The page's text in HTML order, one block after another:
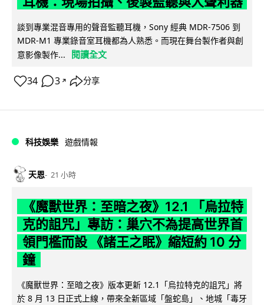
談到專業混音專用的聲音監聽耳機，Sony 經典 MDR-7506 到
MDR-M1 專業錄音室耳機都為人熟悉。而現在舞台製作者與創
意影像製作...
閱讀全文
34 3 ↗ 分享
科技娛樂 遊戲情報
天恩 21 小時
《魔獸世界：至暗之夜》12.1 「烏拉特
克的詛咒」專訪：巢穴不為提高世界首
領門檻而設 《諸王之眠》縮短約 10 分
鐘
《魔獸世界：至暗之夜》版本更新 12.1「烏拉特克的詛咒」將
於 8 月 13 日正式上線，帶來全新區域「盤蛇島」、地城「毒牙